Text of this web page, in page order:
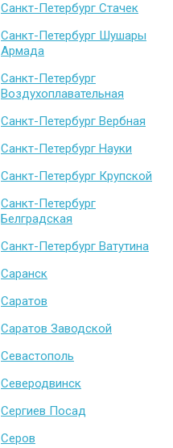
Санкт-Петербург Стачек
Санкт-Петербург Шушары
Армада
Санкт-Петербург
Воздухоплавательная
Санкт-Петербург Вербная
Санкт-Петербург Науки
Санкт-Петербург Крупской
Санкт-Петербург
Белградская
Санкт-Петербург Ватутина
Саранск
Саратов
Саратов Заводской
Севастополь
Северодвинск
Сергиев Посад
Серов